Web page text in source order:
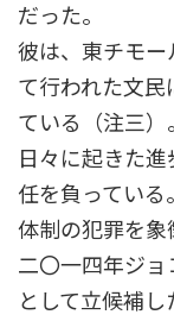
だった。
彼は、東チモー
て行われた文
ている（注三
日々に起きた
任を負っている
体制の犯罪を象
二〇一四年ジ
として立候補